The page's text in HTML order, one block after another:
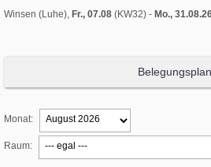
Winsen (Luhe), Fr., 07.08 (KW32) - Mo.,
Belegungsplan
Monat:
Raum: